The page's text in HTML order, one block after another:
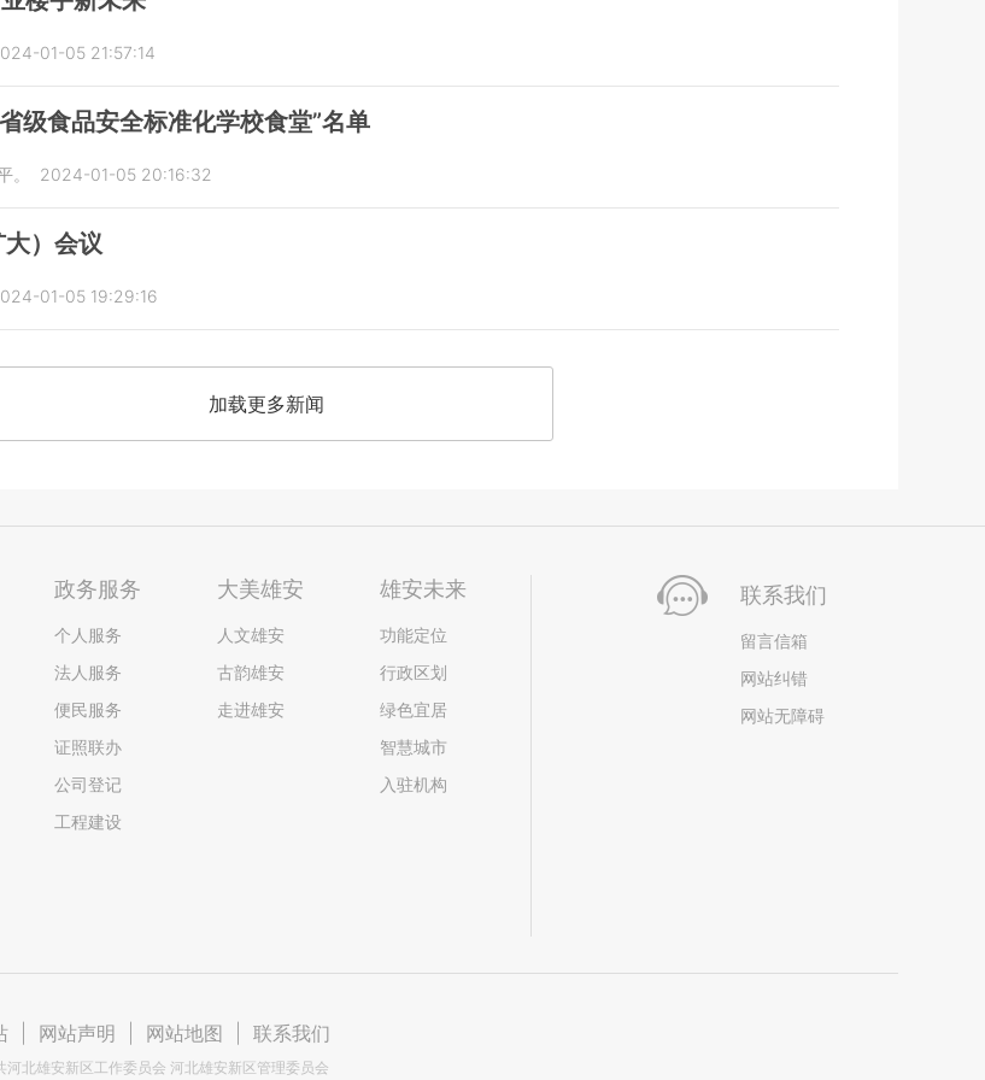
01-05 21:57:14
级食品安全标准化学校食堂”名单
。 2024-01-05 20:16:32
）会议
01-05 19:29:16
加载更多新闻
政务服务
个人服务
法人服务
便民服务
证照联办
公司登记
工程建设
大美雄安
人文雄安
古韵雄安
走进雄安
雄安未来
功能定位
行政区划
绿色宜居
智慧城市
入驻机构
联系我们
留言信箱
网站纠错
网站无障碍
网站声明 网站地图 联系我们
河北雄安新区工作委员会 河北雄安新区管理委员会